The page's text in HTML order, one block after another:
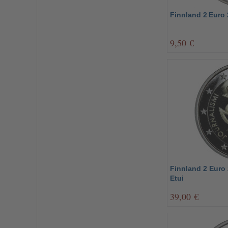
Finnland 2 Euro
9,50 €
Finnland 2 Euro
Etui
39,00 €